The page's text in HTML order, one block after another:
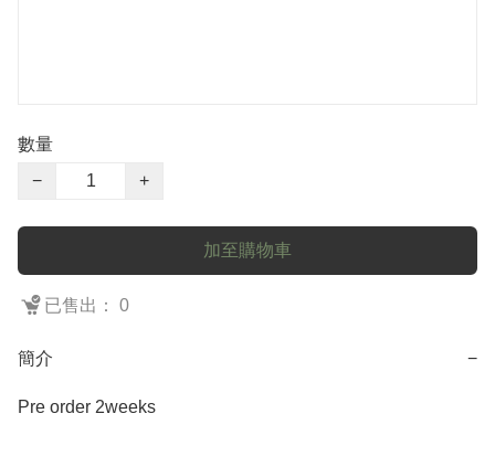
數量
−
+
加至購物車
已售出： 0
簡介 −
Pre order 2weeks